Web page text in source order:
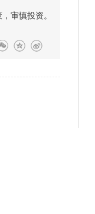
审慎投资。